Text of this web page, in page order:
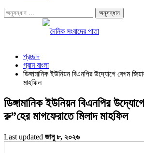
প্রচ্ছদ
গ্রাম বাংলা
ডিঙ্গামানিক ইউনিয়ন বিএনপির উদ্যোগে বেগম
মাহফিল
ডিঙ্গামানিক ইউনিয়ন বিএনপির
রু”হের মাগফেরাতে মিলাদ মাহফিল
Last updated জানু ৮, ২০২৬